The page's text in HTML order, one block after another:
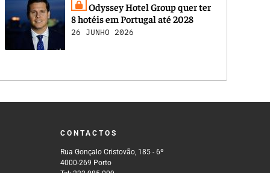
Odyssey Hotel Group quer ter
8 hotéis em Portugal até 2028
26 JUNHO 2026
CONTACTOS
Rua Gonçalo Cristovão, 185 - 6º
4000-269 Porto